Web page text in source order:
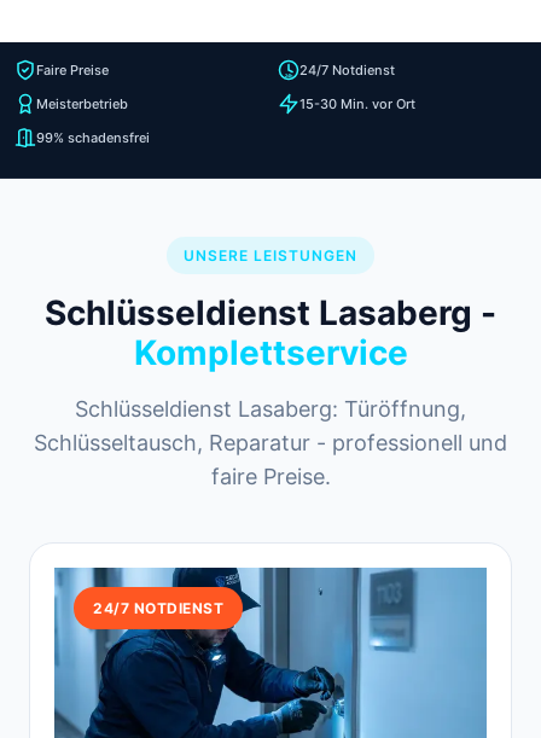
Faire Preise
24/7 Notdienst
Meisterbetrieb
15-30 Min. vor Ort
99% schadensfrei
UNSERE LEISTUNGEN
Schlüsseldienst Lasaberg -
Komplettservice
Schlüsseldienst Lasaberg: Türöffnung,
Schlüsseltausch, Reparatur - professionell und
faire Preise.
24/7 NOTDIENST